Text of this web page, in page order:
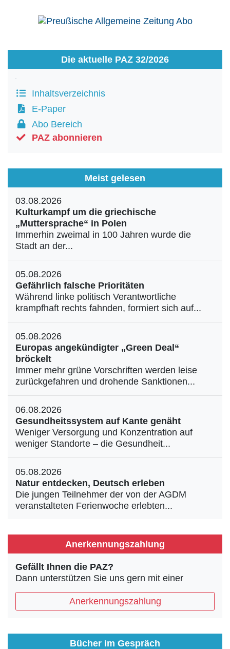
Die aktuelle PAZ 32/2026
Inhaltsverzeichnis
E-Paper
Abo Bereich
PAZ abonnieren
Meist gelesen
03.08.2026
Kulturkampf um die griechische
„Muttersprache“ in Polen
Immerhin zweimal in 100 Jahren wurde die
Stadt an der...
05.08.2026
Gefährlich falsche Prioritäten
Während linke politisch Verantwortliche
krampfhaft rechts fahnden, formiert sich auf...
05.08.2026
Europas angekündigter „Green Deal“
bröckelt
Immer mehr grüne Vorschriften werden leise
zurückgefahren und drohende Sanktionen...
06.08.2026
Gesundheitssystem auf Kante genäht
Weniger Versorgung und Konzentration auf
weniger Standorte – die Gesundheit...
05.08.2026
Natur entdecken, Deutsch erleben
Die jungen Teilnehmer der von der AGDM
veranstalteten Ferienwoche erlebten...
Anerkennungszahlung
Gefällt Ihnen die PAZ?
Dann unterstützen Sie uns gern mit einer
Anerkennungszahlung
Bücher im Gespräch